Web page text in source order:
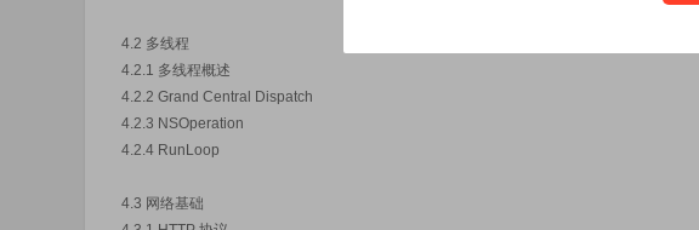
4.2 多线程
4.2.1 多线程概述
4.2.2 Grand Central Dispatch
4.2.3 NSOperation
4.2.4 RunLoop
4.3 网络基础